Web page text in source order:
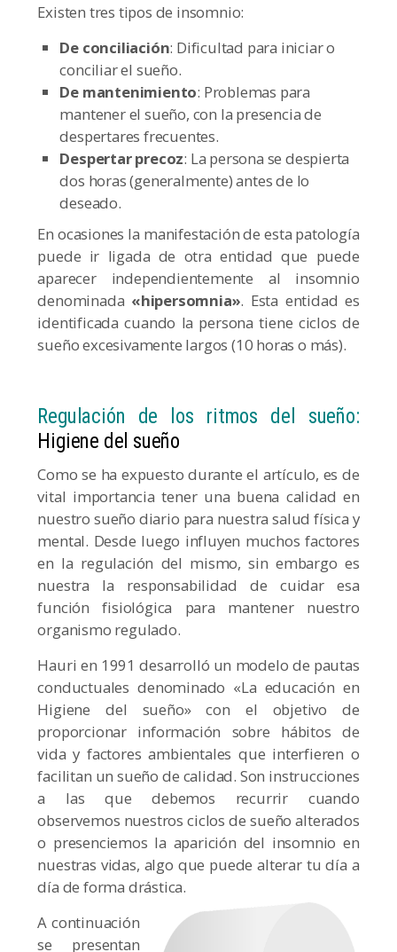
Existen tres tipos de insomnio:
De conciliación: Dificultad para iniciar o
conciliar el sueño.
De mantenimiento: Problemas para
mantener el sueño, con la presencia de
despertares frecuentes.
Despertar precoz: La persona se despierta
dos horas (generalmente) antes de lo
deseado.
En ocasiones la manifestación de esta patología
puede ir ligada de otra entidad que puede
aparecer independientemente al insomnio
denominada «hipersomnia». Esta entidad es
identificada cuando la persona tiene ciclos de
sueño excesivamente largos (10 horas o más).
Regulación de los ritmos del sueño:
Higiene del sueño
Como se ha expuesto durante el artículo, es de
vital importancia tener una buena calidad en
nuestro sueño diario para nuestra salud física y
mental. Desde luego influyen muchos factores
en la regulación del mismo, sin embargo es
nuestra la responsabilidad de cuidar esa
función fisiológica para mantener nuestro
organismo regulado.
Hauri en 1991 desarrolló un modelo de pautas
conductuales denominado «La educación en
Higiene del sueño» con el objetivo de
proporcionar información sobre hábitos de
vida y factores ambientales que interfieren o
facilitan un sueño de calidad. Son instrucciones
a las que debemos recurrir cuando
observemos nuestros ciclos de sueño alterados
o presenciemos la aparición del insomnio en
nuestras vidas, algo que puede alterar tu día a
día de forma drástica.
A continuación
se presentan